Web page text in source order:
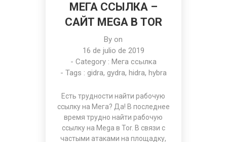
МЕГА ССЫЛКА –
САЙТ MEGA В TOR
By on
16 de julio de 2019
- Category : Мега ссылка
- Tags : gidra, gydra, hidra, hybra
Есть трудности найти рабочую
ссылку на Мега? Да! В последнее
время трудно найти рабочую
ссылку на Mega в Tor. В связи с
частыми атаками на площадку,